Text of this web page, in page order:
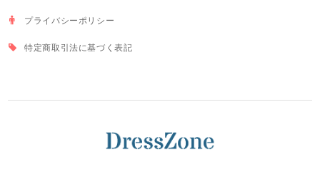
プライバシーポリシー
特定商取引法に基づく表記